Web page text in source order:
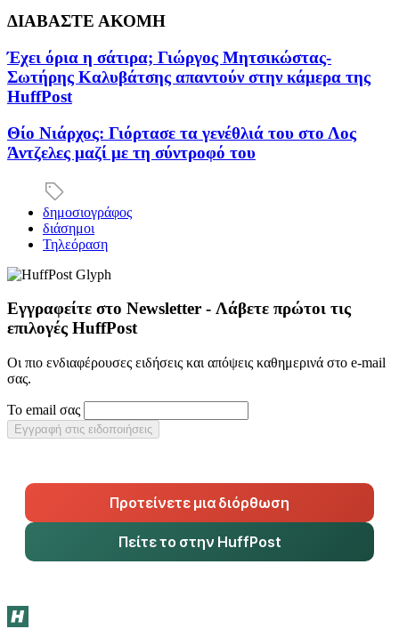
ΔΙΑΒΑΣΤΕ ΑΚΟΜΗ
Έχει όρια η σάτιρα; Γιώργος Μητσικώστας-
Σωτήρης Καλυβάτσης απαντούν στην κάμερα της
HuffPost
Θίο Νιάρχος: Γιόρτασε τα γενέθλιά του στο Λος
Άντζελες μαζί με τη σύντροφό του
δημοσιογράφος
διάσημοι
Τηλεόραση
Εγγραφείτε στο Newsletter - Λάβετε πρώτοι τις
επιλογές HuffPost
Οι πιο ενδιαφέρουσες ειδήσεις και απόψεις καθημερινά στο e-mail
σας.
Το email σας
Εγγραφή στις ειδοποιήσεις
Προτείνετε μια διόρθωση
Πείτε το στην HuffPost